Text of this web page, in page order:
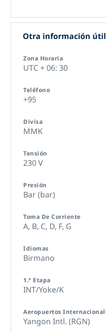
Otra información útil
Zona Horaria
UTC + 06: 30
Teléfono
+95
Divisa
MMK
Tensión
230 V
Presión
Bar (bar)
Toma De Corriente
A, B, C, D, F, G
Idiomas
Birmano
1.ª Etapa
INT/Yoke/K
Aeropuertos
Yangon Intl. (RGN)